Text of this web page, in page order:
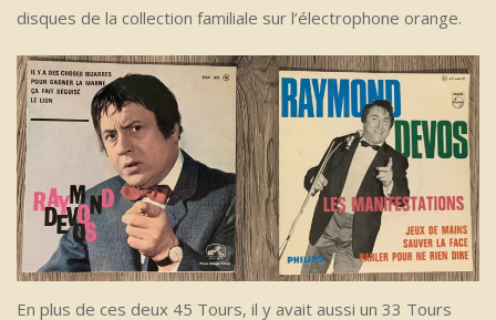
disques de la collection familiale sur l’électrophone orange.
En plus de ces deux 45 Tours, il y avait aussi un 33 Tours